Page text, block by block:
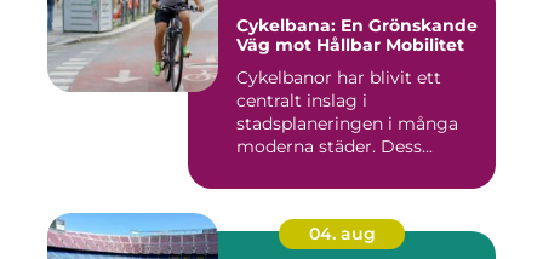
Cykelbana: En Grönskande
Väg mot Hållbar Mobilitet
Cykelbanor har blivit ett
centralt inslag i
stadsplaneringen i många
moderna städer. Dess...
04. aug